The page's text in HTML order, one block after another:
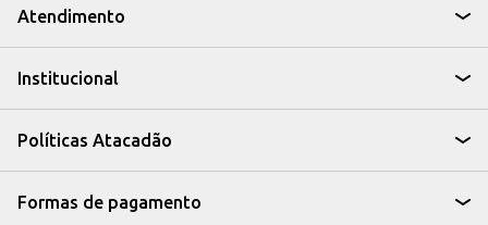
mão do sabor.
Com o Atum Sólido 88 em Óleo, você tem uma opção versátil e saborosa
Atendimento
Institucional
Políticas Atacadão
Formas de pagamento